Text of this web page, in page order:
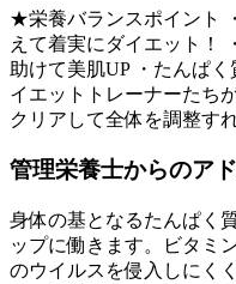
★栄養バランスポイント
えて着実にダイエット！
助けて美肌UP ・たんぱ
イエットトレーナーたち
クリアして全体を調整す
管理栄養士からのア
身体の基となるたんぱく
ップに働きます。ビタミ
のウイルスを侵入しにく